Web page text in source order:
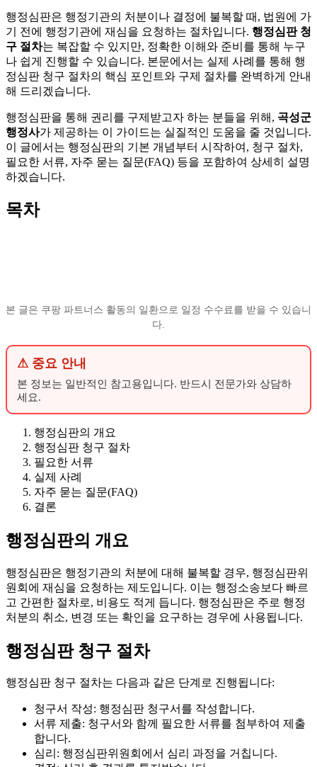
행정심판은 행정기관의 처분이나 결정에 불복할 때, 법원에 가
기 전에 행정기관에 재심을 요청하는 절차입니다. 행정심판 청
구 절차는 복잡할 수 있지만, 정확한 이해와 준비를 통해 누구
나 쉽게 진행할 수 있습니다. 본문에서는 실제 사례를 통해 행
정심판 청구 절차의 핵심 포인트와 구제 절차를 완벽하게 안내
해 드리겠습니다.
행정심판을 통해 권리를 구제받고자 하는 분들을 위해, 곡성군
행정사가 제공하는 이 가이드는 실질적인 도움을 줄 것입니다.
이 글에서는 행정심판의 기본 개념부터 시작하여, 청구 절차,
필요한 서류, 자주 묻는 질문(FAQ) 등을 포함하여 상세히 설명
하겠습니다.
목차
본 글은 쿠팡 파트너스 활동의 일환으로 일정 수수료를 받을 수 있습니
다.
⚠ 중요 안내
본 정보는 일반적인 참고용입니다. 반드시 전문가와 상담하
세요.
행정심판의 개요
행정심판 청구 절차
필요한 서류
실제 사례
자주 묻는 질문(FAQ)
결론
행정심판의 개요
행정심판은 행정기관의 처분에 대해 불복할 경우, 행정심판위
원회에 재심을 요청하는 제도입니다. 이는 행정소송보다 빠르
고 간편한 절차로, 비용도 적게 듭니다. 행정심판은 주로 행정
처분의 취소, 변경 또는 확인을 요구하는 경우에 사용됩니다.
행정심판 청구 절차
행정심판 청구 절차는 다음과 같은 단계로 진행됩니다:
청구서 작성: 행정심판 청구서를 작성합니다.
서류 제출: 청구서와 함께 필요한 서류를 첨부하여 제출
합니다.
심리: 행정심판위원회에서 심리 과정을 거칩니다.